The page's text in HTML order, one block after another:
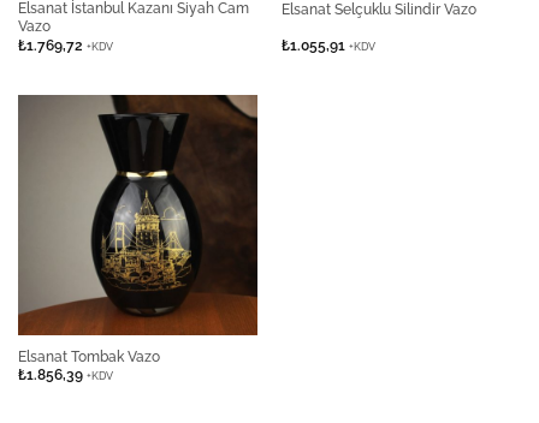
Elsanat İstanbul Kazanı Siyah Cam
Vazo
₺1.769,72 +KDV
Elsanat Selçuklu Silindir Vazo
₺1.055,91 +KDV
Elsanat Tombak Vazo
₺1.856,39 +KDV